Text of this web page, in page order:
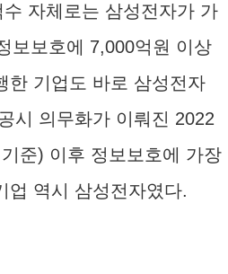
자체로는 삼성전자가 가
보보호에 7,000억원 이상
한 기업도 바로 삼성전자
시 의무화가 이뤄진 2022
준) 이후 정보보호에 가장
업 역시 삼성전자였다.